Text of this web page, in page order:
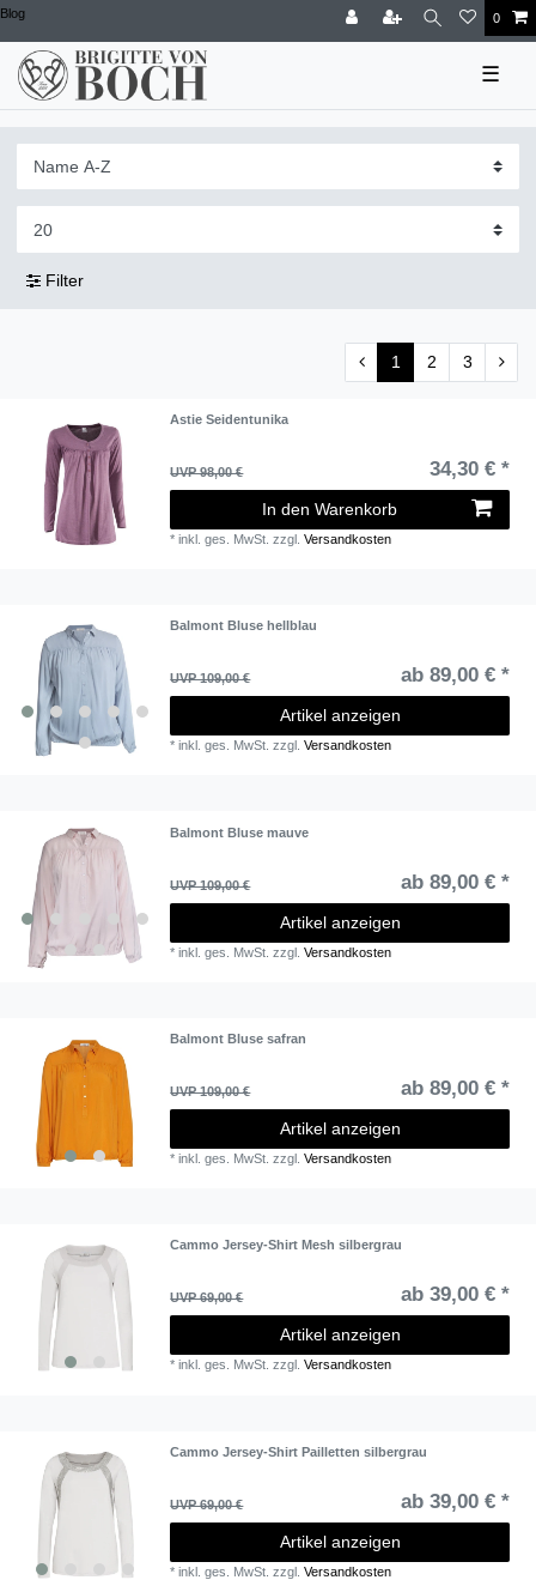
Blog 0
☰
Filter
1 2 3
Astie Seidentunika
UVP 98,00 € 34,30 € *
In den Warenkorb
*inkl. ges. MwSt. zzgl.Versandkosten
Balmont Bluse hellblau
UVP 109,00 € ab 89,00 € *
Artikel anzeigen
*inkl. ges. MwSt. zzgl.Versandkosten
Balmont Bluse mauve
UVP 109,00 € ab 89,00 € *
Artikel anzeigen
*inkl. ges. MwSt. zzgl.Versandkosten
Balmont Bluse safran
UVP 109,00 € ab 89,00 € *
Artikel anzeigen
*inkl. ges. MwSt. zzgl.Versandkosten
Cammo Jersey-Shirt Mesh silbergrau
UVP 69,00 € ab 39,00 € *
Artikel anzeigen
*inkl. ges. MwSt. zzgl.Versandkosten
Cammo Jersey-Shirt Pailletten silbergrau
UVP 69,00 € ab 39,00 € *
Artikel anzeigen
*inkl. ges. MwSt. zzgl.Versandkosten